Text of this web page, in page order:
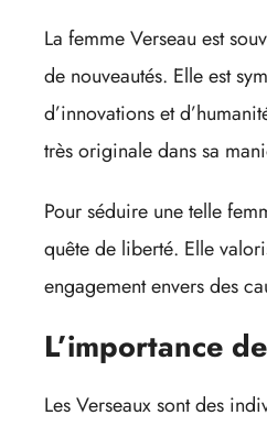
La femme Verseau est
de nouveautés. Elle est
d’innovations et
très originale dans sa
Pour séduire une telle
quête de liberté. Elle
engagement envers des
L’importance
Les Verseaux sont des